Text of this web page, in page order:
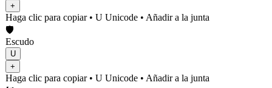
+
Haga clic para copiar• U Unicode • Añadir a la junta
🛡️
Escudo
U
+
Haga clic para copiar• U Unicode • Añadir a la junta